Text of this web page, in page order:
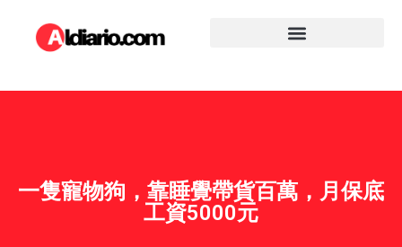
一隻寵物狗，靠睡覺帶貨百萬，月保底
工資5000元